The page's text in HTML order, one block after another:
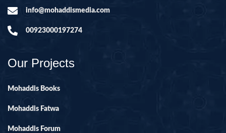
info@mohaddismedia.com
00923000197274
Our Projects
Mohaddis Books
Mohaddis Fatwa
Mohaddis Forum